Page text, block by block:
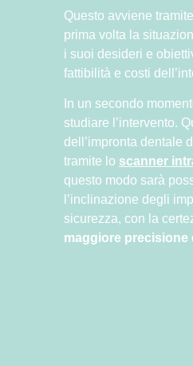
Questo avviene
prima volta la
i suoi desideri e
fattibilità e costi
In un secondo
studiare l’intervento.
dell’impronta dentale
tramite lo scanner
questo modo sarà
l’inclinazione degli
sicurezza, con la
maggiore precisione